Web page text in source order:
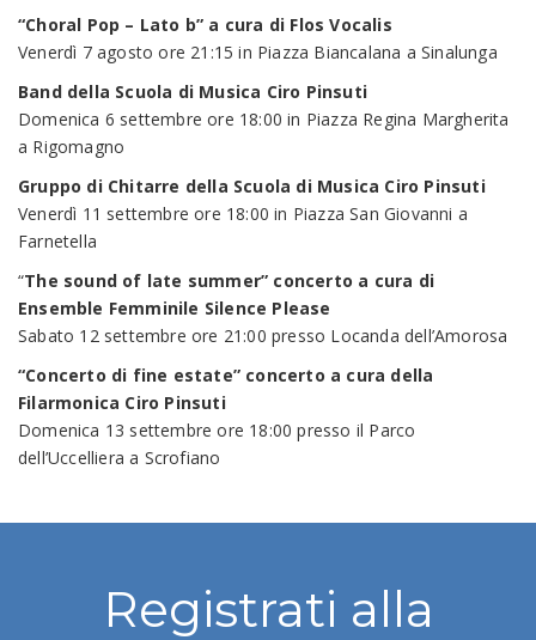
“Choral Pop – Lato b” a cura di Flos Vocalis
Venerdì 7 agosto ore 21:15 in Piazza Biancalana a Sinalunga
Band della Scuola di Musica Ciro Pinsuti
Domenica 6 settembre ore 18:00 in Piazza Regina Margherita
a Rigomagno
Gruppo di Chitarre della Scuola di Musica Ciro Pinsuti
Venerdì 11 settembre ore 18:00 in Piazza San Giovanni a
Farnetella
“The sound of late summer” concerto a cura di
Ensemble Femminile Silence Please
Sabato 12 settembre ore 21:00 presso Locanda dell’Amorosa
“Concerto di fine estate” concerto a cura della
Filarmonica Ciro Pinsuti
Domenica 13 settembre ore 18:00 presso il Parco
dell’Uccelliera a Scrofiano
Registrati alla